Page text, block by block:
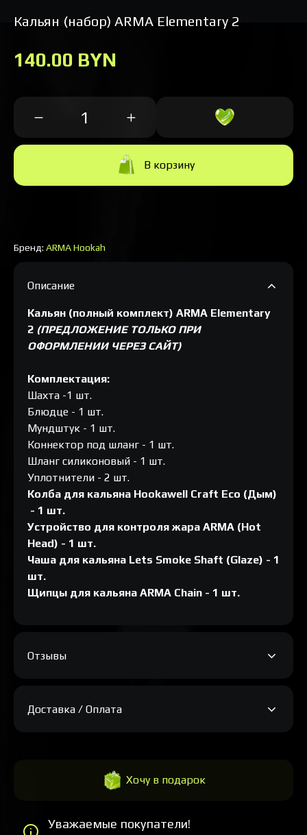
Кальян (набор) ARMA Elementary 2
Бренд: ARMA Hookah
140.00 BYN
В корзину
Хочу в подарок
Уважаемые покупатели!
Описание
Кальян (полный комплект) ARMA Elementary
2 (ПРЕДЛОЖЕНИЕ ТОЛЬКО ПРИ
ОФОРМЛЕНИИ ЧЕРЕЗ САЙТ)
Комплектация:
Шахта -1 шт.
Блюдце - 1 шт.
Мундштук - 1 шт.
Коннектор под шланг - 1 шт.
Шланг силиконовый - 1 шт.
Уплотнители - 2 шт.
Колба для кальяна Hookawell Craft Eco (Дым)​
- 1 шт.
Устройство для контроля жара ARMA (Hot
Head)​ - 1 шт.
Чаша для кальяна Lets Smoke Shaft (Glaze) - 1
шт.
Щипцы для кальяна ARMA Chain - 1 шт.
Отзывы
Доставка / Оплата